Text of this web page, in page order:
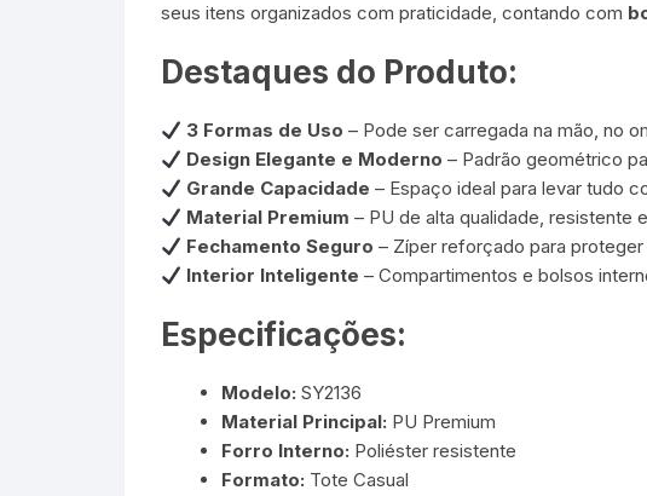
seus itens organizados com praticidade, contando com
Destaques do Produto:
3 Formas de Uso – Pode ser carregada na mão, no
Design Elegante e Moderno – Padrão geométrico
Grande Capacidade – Espaço ideal para levar tudo
Material Premium – PU de alta qualidade, resistente
Fechamento Seguro – Zíper reforçado para
Interior Inteligente – Compartimentos e bolsos
Especificações:
Modelo: SY2136
Material Principal: PU Premium
Forro Interno: Poliéster resistente
Formato: Tote Casual